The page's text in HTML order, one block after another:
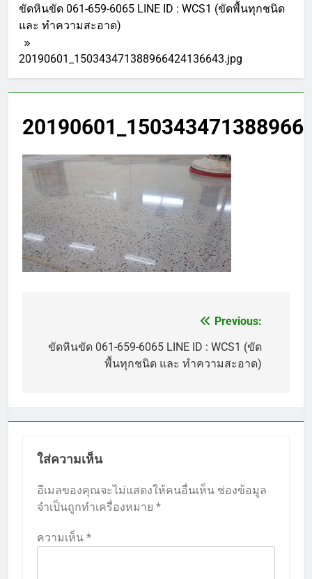
ขัดหินขัด 061-659-6065 LINE ID : WCS1 (ขัดพื้นทุกชนิด
และ ทำความสะอาด)
20190601_150343471388966424136643.jpg
เรื่อง
Previous:
ขัดหินขัด 061-659-6065 LINE ID : WCS1 (ขัด
พื้นทุกชนิด และ ทำความสะอาด)
ใส่ความเห็น
อีเมลของคุณจะไม่แสดงให้คนอื่นเห็น ช่องข้อมูล
จำเป็นถูกทำเครื่องหมาย *
ความเห็น *